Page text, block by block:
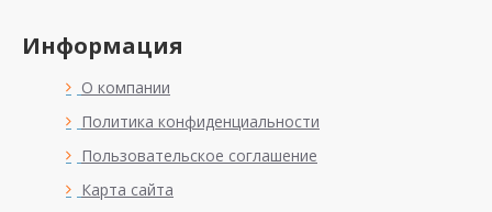
Информация
О компании
Политика конфиденциальности
Пользовательское соглашение
Карта сайта